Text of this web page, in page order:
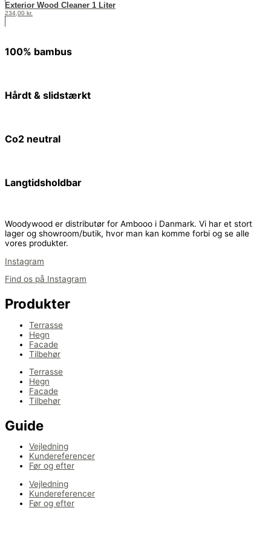
Exterior Wood Cleaner 1 Liter
234,00 kr.
100% bambus
Hårdt & slidstærkt
Co2 neutral
Langtidsholdbar
Woodywood er distributør for Ambooo i Danmark. Vi har et stort
lager og showroom/butik, hvor man kan komme forbi og se alle
vores produkter.
Instagram
Find os på Instagram
Produkter
Terrasse
Hegn
Facade
Tilbehør
Terrasse
Hegn
Facade
Tilbehør
Guide
Vejledning
Kundereferencer
Før og efter
Vejledning
Kundereferencer
Før og efter